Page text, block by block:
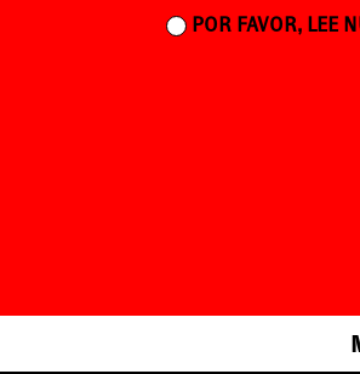
POR FAVOR, LEE